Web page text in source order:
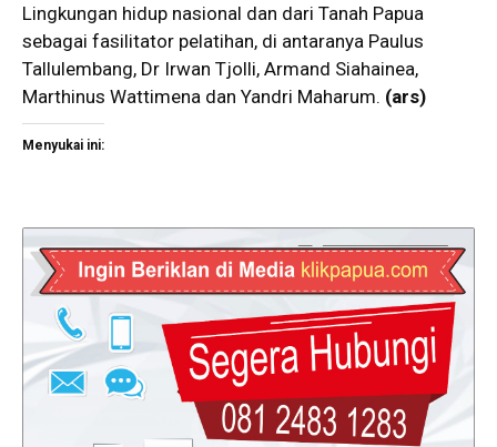
Lingkungan hidup nasional dan dari Tanah Papua
sebagai fasilitator pelatihan, di antaranya Paulus
Tallulembang, Dr Irwan Tjolli, Armand Siahainea,
Marthinus Wattimena dan Yandri Maharum. (ars)
Menyukai ini: